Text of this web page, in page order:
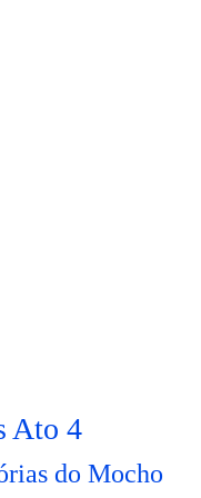
Ato 4
do Mocho